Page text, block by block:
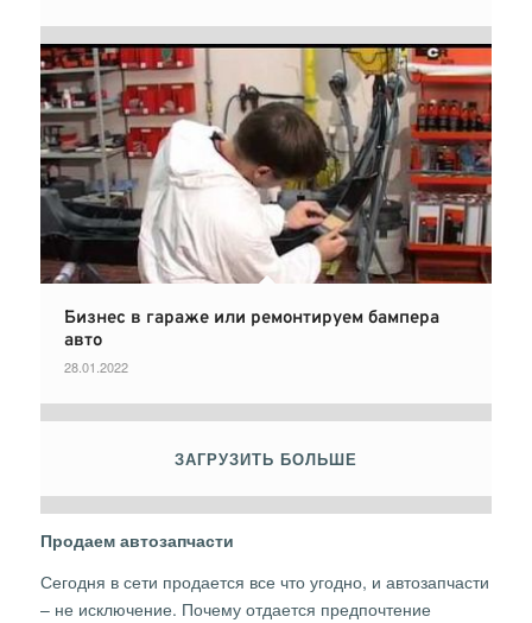
Бизнес в гараже или ремонтируем бампера
авто
28.01.2022
ЗАГРУЗИТЬ БОЛЬШЕ
Продаем автозапчасти
Сегодня в сети продается все что угодно, и автозапчасти
– не исключение. Почему отдается предпочтение